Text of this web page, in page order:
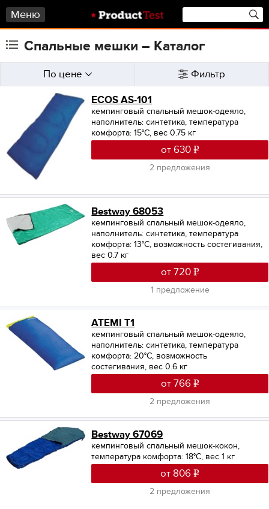
Меню
Спальные мешки – Каталог
По цене Фильтр
ECOS AS-101
кемпинговый спальный мешок-одеяло,
наполнитель: синтетика, температура
комфорта: 15°С, вес 0.75 кг
от 630
2 предложения
Bestway 68053
кемпинговый спальный мешок-одеяло,
наполнитель: синтетика, температура
комфорта: 13°С, возможность состегивания,
вес 0.7 кг
от 720
1 предложение
ATEMI T1
кемпинговый спальный мешок-одеяло,
наполнитель: синтетика, температура
комфорта: 20°С, возможность
состегивания, вес 0.6 кг
от 766
2 предложения
Bestway 67069
кемпинговый спальный мешок-кокон,
температура комфорта: 18°С, вес 1 кг
от 806
2 предложения